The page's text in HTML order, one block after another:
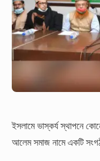
ইসলামে ভাস্কর্য স্থাপনে
আলেম সমাজ নামে একটি